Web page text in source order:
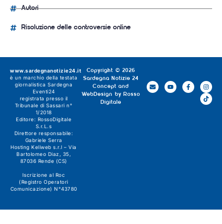
Autori
Risoluzione delle controversie online
Copyright © 2026
Sardegna Notizie 24
Concept and
WebDesign by Rosso
Digitale
www.sardegnanotizie24.it
è un marchio della testata
giornalistica Sardegna
Eventi24
registrata presso il
Tribunale di Sassari n°
1/2018
Editore: RossoDigitale
S.r.L.s
Direttore responsabile:
Gabriele Serra
Hosting Keliweb s.r.l – Via
Bartolomeo Diaz, 35,
87036 Rende (CS)
Iscrizione al Roc
(Registro Operatori
Comunicazione) N°43780